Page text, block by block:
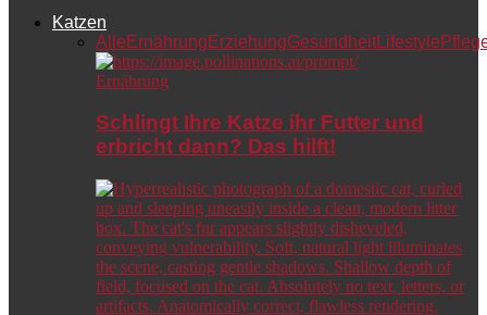
Katzen
Alle Ernährung ErziehungGesundheitLifestyle
Ernährung
Schlingt Ihre Katze ihr Futter und
erbricht dann? Das hilft!